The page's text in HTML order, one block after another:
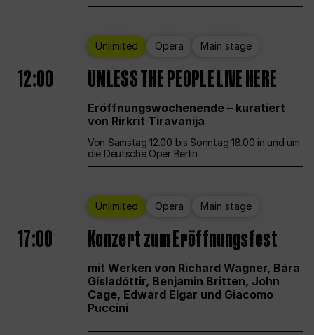
Unlimited Opera Main stage
12:00 UNLESS THE PEOPLE LIVE HERE
Eröffnungswochenende – kuratiert
von Rirkrit Tiravanija
Von Samstag 12.00 bis Sonntag 18.00 in und um
die Deutsche Oper Berlin
Unlimited Opera Main stage
17:00 Konzert zum Eröffnungsfest
mit Werken von Richard Wagner, Bára
Gísladóttir, Benjamin Britten, John
Cage, Edward Elgar und Giacomo
Puccini